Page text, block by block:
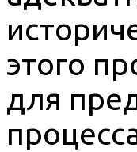
этого
для